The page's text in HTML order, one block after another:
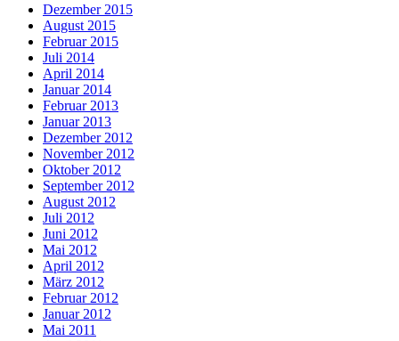
Dezember 2015
August 2015
Februar 2015
Juli 2014
April 2014
Januar 2014
Februar 2013
Januar 2013
Dezember 2012
November 2012
Oktober 2012
September 2012
August 2012
Juli 2012
Juni 2012
Mai 2012
April 2012
März 2012
Februar 2012
Januar 2012
Mai 2011